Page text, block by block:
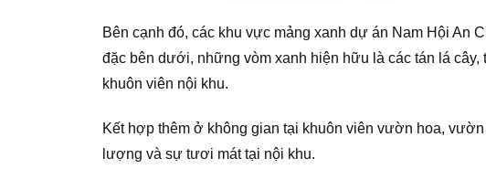
Bên cạnh đó, các khu vực mảng xanh dự án Nam Hội An
đặc bên dưới, những vòm xanh hiện hữu là các tán lá
khuôn viên nội khu.
Kết hợp thêm ở không gian tại khuôn viên vườn hoa,
lượng và sự tươi mát tại nội khu.